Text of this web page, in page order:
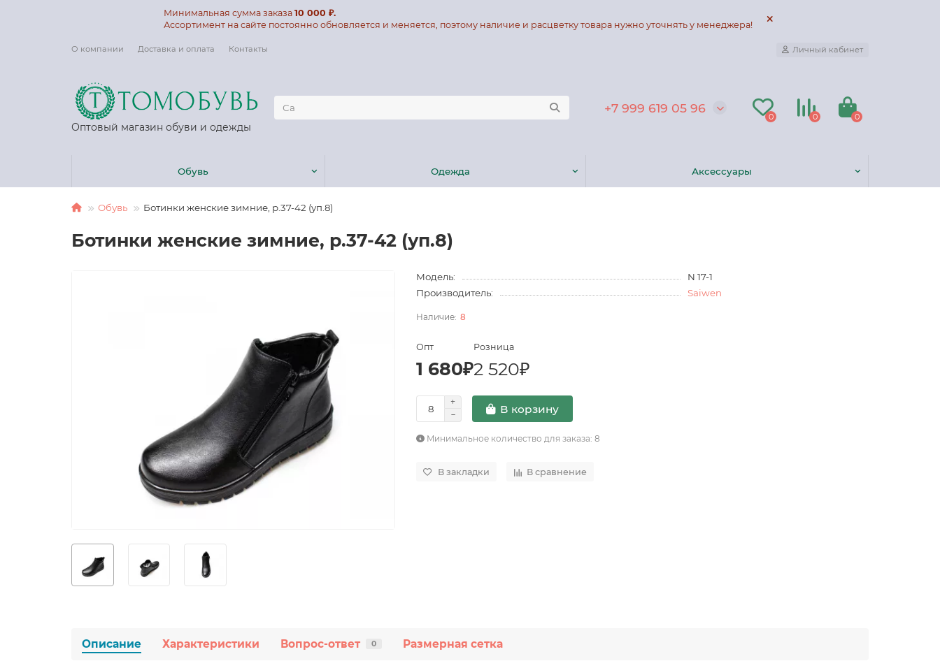
Минимальная сумма заказа 10 000 ₽.
Ассортимент на сайте постоянно обновляется и меняется, поэтому наличие и расцветку товара нужно уточнять у менеджера!
О компании Доставка и оплата Контакты Личный кабинет
Оптовый магазин обуви и одежды
+7 999 619 05 96
0 0 0
Обувь Одежда Аксессуары
Обувь Ботинки женские зимние, р.37-42 (уп.8)
Ботинки женские зимние, р.37-42 (уп.8)
Модель:
N 17-1
Производитель:
Saiwen
8
Опт
1 680₽
Розница
2 520₽
В корзину
Минимальное количество для заказа: 8
В закладки В сравнение
Описание Характеристики Вопрос-ответ 0 Размерная сетка